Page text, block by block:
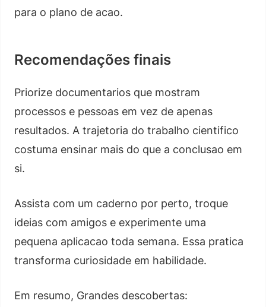
para o plano de acao.
Recomendações finais
Priorize documentarios que mostram
processos e pessoas em vez de apenas
resultados. A trajetoria do trabalho cientifico
costuma ensinar mais do que a conclusao em
si.
Assista com um caderno por perto, troque
ideias com amigos e experimente uma
pequena aplicacao toda semana. Essa pratica
transforma curiosidade em habilidade.
Em resumo, Grandes descobertas: